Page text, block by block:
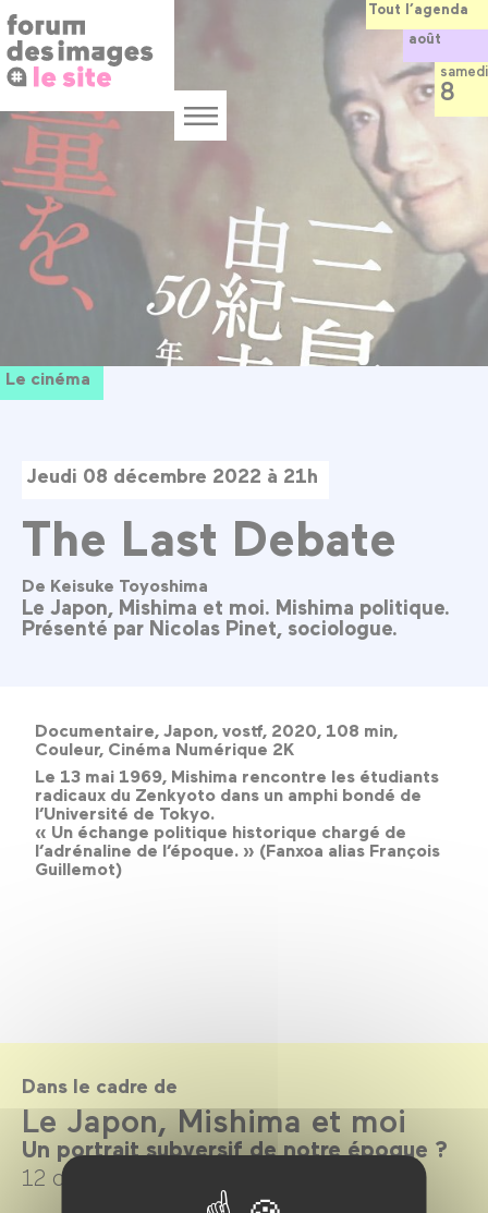
au
contenu
principal
Menu
Le cinéma
Jeudi 08 décembre 2022 à 21h
The Last Debate
De Keisuke Toyoshima
Le Japon, Mishima et moi. Mishima politique.
Présenté par Nicolas Pinet, sociologue.
Documentaire, Japon, vostf, 2020, 108 min,
Couleur, Cinéma Numérique 2K
Le 13 mai 1969, Mishima rencontre les étudiants
radicaux du Zenkyoto dans un amphi bondé de
l’Université de Tokyo.
« Un échange politique historique chargé de
l’adrénaline de l’époque. » (Fanxoa alias François
Guillemot)
Dans le cadre de
Le Japon, Mishima et moi
Un portrait subversif de notre époque ?
12 octobre 2022 →
Tout l’agenda
août
samedi
8